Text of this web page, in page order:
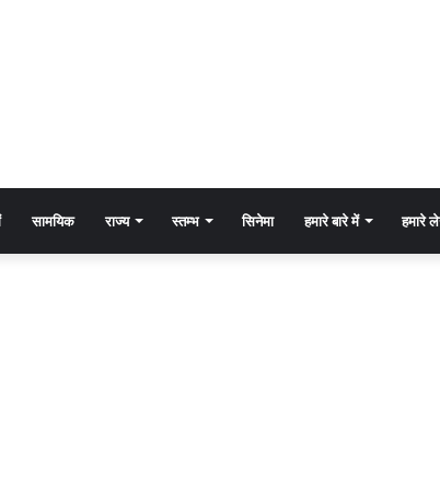
सामयिक राज्य स्तम्भ सिनेमा हमारे बारे में हमारे